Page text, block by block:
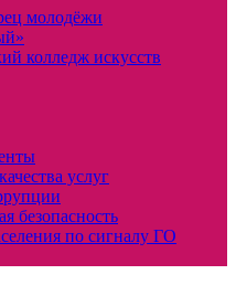
молодёжи
колледж искусств
услуг
безопасность
по сигналу ГО